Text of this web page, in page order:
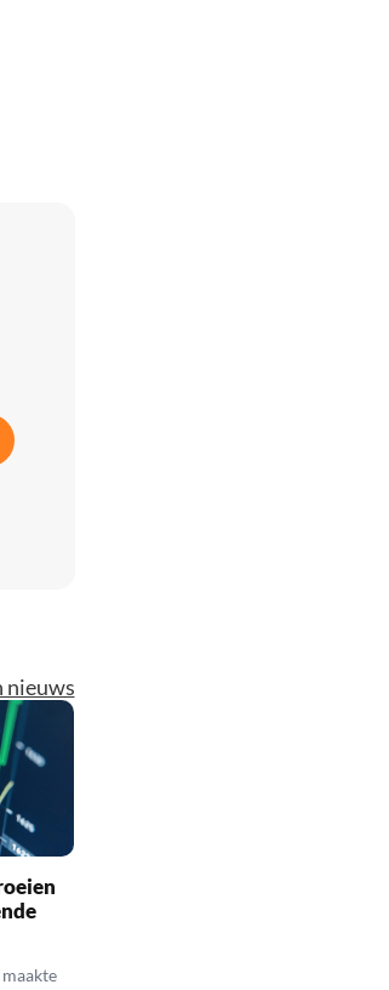
nieuws